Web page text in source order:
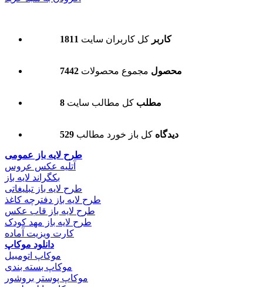
1811 کاربر کل کاربران سایت
7442 محصول مجموع محصولات
8 مطلب کل مطالب سایت
529 دیدگاه کل باز خورد مطالب
طرح لایه باز عمومی
آتلیه عکس عروس
بکگراند لایه باز
طرح لایه باز تبلیغاتی
طرح لایه باز دفترچه کاغذ
طرح لایه باز قاب عکس
طرح لایه باز مهد کودک
کارت ویزیت آماده
دانلود موکاپ
موکاپ اتومبیل
موکاپ بسته بندی
موکاپ پوستر بروشور